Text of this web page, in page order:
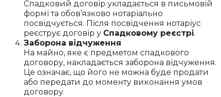
Спадковий договір укладається в письмовій
формі та обов’язково нотаріально
посвідчується. Після посвідчення нотаріус
реєструє договір у Спадковому реєстрі.
Заборона відчуження
На майно, яке є предметом спадкового
договору, накладається заборона відчуження.
Це означає, що його не можна буде продати
або передати до моменту виконання умов
договору.